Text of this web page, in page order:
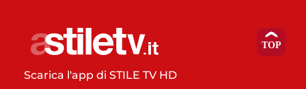
Scarica l'app di STILE TV HD